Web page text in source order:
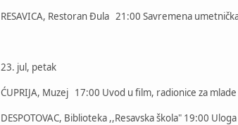
RESAVICA, Restoran Đula 21:00 Savremena
23. jul, petak
ĆUPRIJA, Muzej 17:00 Uvod u film, radionice za
DESPOTOVAC, Biblioteka ,,Resavska škola" 19:00